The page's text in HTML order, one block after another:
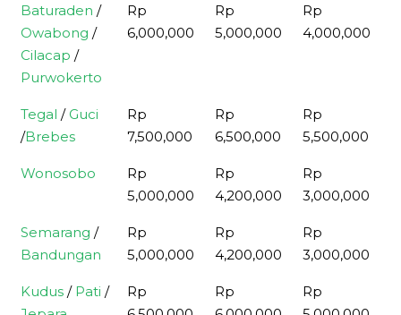
Baturaden /
Owabong /
Cilacap /
Purwokerto
Rp
6,000,000
Rp
5,000,000
Rp
4,000,000
Tegal / Guci
/Brebes
Rp
7,500,000
Rp
6,500,000
Rp
5,500,000
Wonosobo
Rp
5,000,000
Rp
4,200,000
Rp
3,000,000
Semarang /
Bandungan
Rp
5,000,000
Rp
4,200,000
Rp
3,000,000
Kudus / Pati /
Rp
Rp
Rp